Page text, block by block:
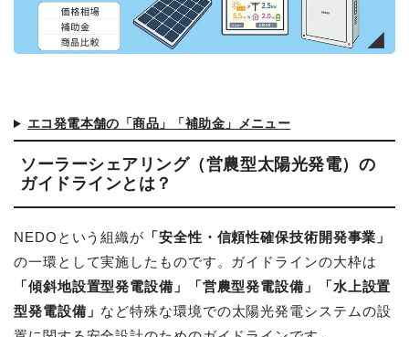
エコ発電本舗の「商品」「補助金」メニュー
ソーラーシェアリング（営農型太陽光発電）の
ガイドラインとは？
NEDOという組織が 「安全性・信頼性確保技術開発事業」
の一環として実施したものです。ガイドラインの大枠は
「傾斜地設置型発電設備」「営農型発電設備」「水上設置
型発電設備」 など特殊な環境での太陽光発電システムの設